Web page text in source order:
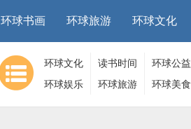
环球书画 环球旅游 环球文化
环球文化 读书时间
环球公益
环球娱乐
环球旅游 环球美食